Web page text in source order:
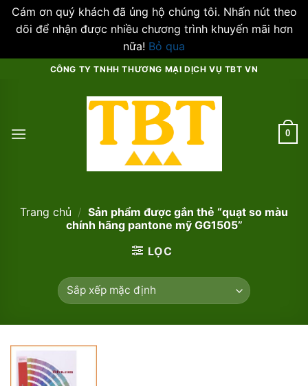
Cám ơn quý khách đã ủng hộ chúng tôi. Nhấn nút theo
dõi để nhận được nhiều chương trình khuyến mãi hơn
nữa! Bỏ qua
CÔNG TY TNHH THƯƠNG MẠI DỊCH VỤ TBT VN
0
Trang chủ / Sản phẩm được gắn thẻ “quạt so màu
chính hãng pantone mỹ GG1505”
LỌC